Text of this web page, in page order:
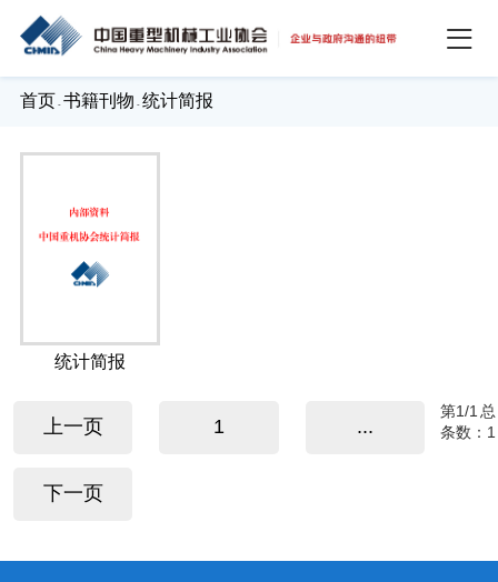
首页 - 书籍刊物 - 统计简报
统计简报
上一页 1 ...
下一页
第1/1总
条数：1